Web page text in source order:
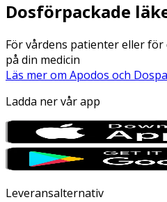
Dosförpackade
För vårdens patienter eller
på din medicin
Läs mer om Apodos och
Ladda ner vår app
Leveransalternativ